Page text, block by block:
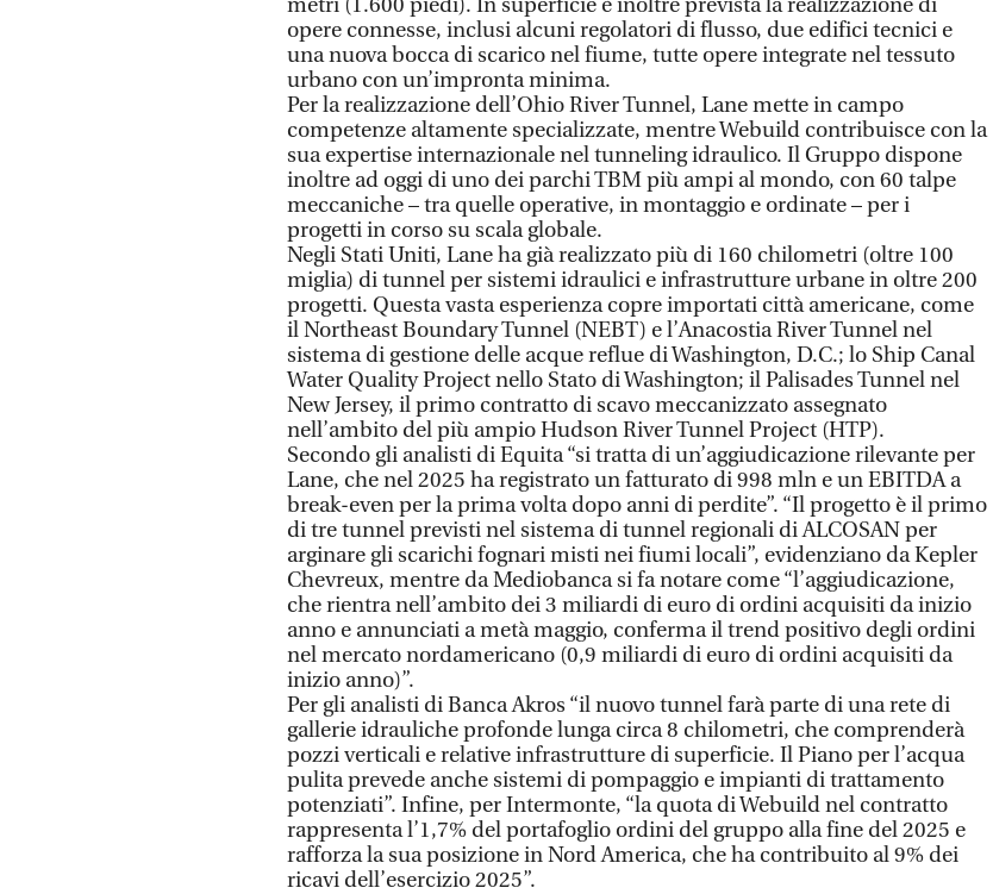
metri (1.600 piedi). In superficie è inoltre prevista la realizzazione di
opere connesse, inclusi alcuni regolatori di flusso, due edifici tecnici e
una nuova bocca di scarico nel fiume, tutte opere integrate nel tessuto
urbano con un’impronta minima.
Per la realizzazione dell’Ohio River Tunnel, Lane mette in campo
competenze altamente specializzate, mentre Webuild contribuisce con la
sua expertise internazionale nel tunneling idraulico. Il Gruppo dispone
inoltre ad oggi di uno dei parchi TBM più ampi al mondo, con 60 talpe
meccaniche – tra quelle operative, in montaggio e ordinate – per i
progetti in corso su scala globale.
Negli Stati Uniti, Lane ha già realizzato più di 160 chilometri (oltre 100
miglia) di tunnel per sistemi idraulici e infrastrutture urbane in oltre 200
progetti. Questa vasta esperienza copre importati città americane, come
il Northeast Boundary Tunnel (NEBT) e l’Anacostia River Tunnel nel
sistema di gestione delle acque reflue di Washington, D.C.; lo Ship Canal
Water Quality Project nello Stato di Washington; il Palisades Tunnel nel
New Jersey, il primo contratto di scavo meccanizzato assegnato
nell’ambito del più ampio Hudson River Tunnel Project (HTP).
Secondo gli analisti di Equita “si tratta di un’aggiudicazione rilevante per
Lane, che nel 2025 ha registrato un fatturato di 998 mln e un EBITDA a
break-even per la prima volta dopo anni di perdite”. “Il progetto è il primo
di tre tunnel previsti nel sistema di tunnel regionali di ALCOSAN per
arginare gli scarichi fognari misti nei fiumi locali”, evidenziano da Kepler
Chevreux, mentre da Mediobanca si fa notare come “l’aggiudicazione,
che rientra nell’ambito dei 3 miliardi di euro di ordini acquisiti da inizio
anno e annunciati a metà maggio, conferma il trend positivo degli ordini
nel mercato nordamericano (0,9 miliardi di euro di ordini acquisiti da
inizio anno)”.
Per gli analisti di Banca Akros “il nuovo tunnel farà parte di una rete di
gallerie idrauliche profonde lunga circa 8 chilometri, che comprenderà
pozzi verticali e relative infrastrutture di superficie. Il Piano per l’acqua
pulita prevede anche sistemi di pompaggio e impianti di trattamento
potenziati”. Infine, per Intermonte, “la quota di Webuild nel contratto
rappresenta l’1,7% del portafoglio ordini del gruppo alla fine del 2025 e
rafforza la sua posizione in Nord America, che ha contribuito al 9% dei
ricavi dell’esercizio 2025”.